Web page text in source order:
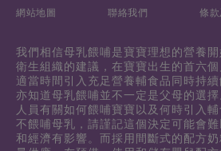
網站地圖
聯絡我們 條
我們相信母乳餵哺是寶寶理想的營養
衛生組織的建議，在寶寶出生的首六
適當時間引入充足營養輔食品同時持
亦知道母乳餵哺並不一定是父母的選
人員有關如何餵哺寶寶以及何時引入
不餵哺母乳，請謹記這個決定可能會
和經濟有影響。而採用間斷式的配方